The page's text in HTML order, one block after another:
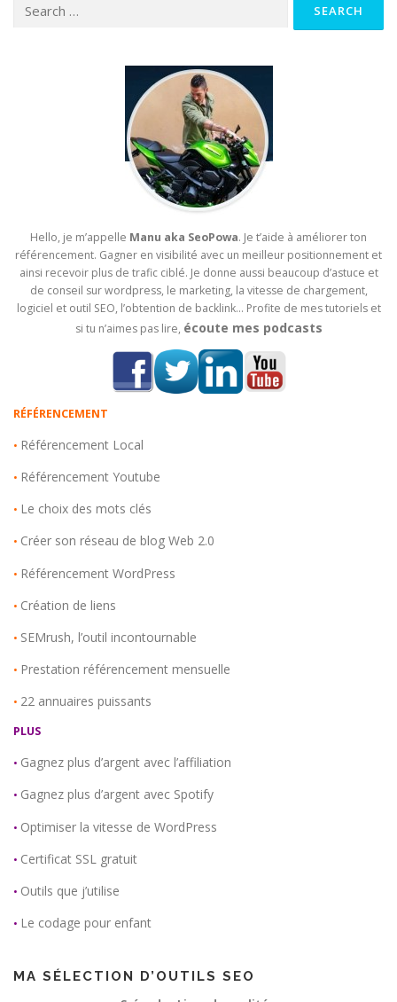
Hello, je m’appelle Manu aka SeoPowa. Je t’aide à améliorer ton
référencement. Gagner en visibilité avec un meilleur positionnement et
ainsi recevoir plus de trafic ciblé. Je donne aussi beaucoup d’astuce et
de conseil sur wordpress, le marketing, la vitesse de chargement,
logiciel et outil SEO, l’obtention de backlink… Profite de mes tutoriels et
si tu n’aimes pas lire, écoute mes podcasts
RÉFÉRENCEMENT
• Référencement Local
• Référencement Youtube
• Le choix des mots clés
• Créer son réseau de blog Web 2.0
• Référencement WordPress
• Création de liens
• SEMrush, l’outil incontournable
• Prestation référencement mensuelle
• 22 annuaires puissants
PLUS
• Gagnez plus d’argent avec l’affiliation
• Gagnez plus d’argent avec Spotify
• Optimiser la vitesse de WordPress
• Certificat SSL gratuit
• Outils que j’utilise
• Le codage pour enfant
MA SÉLECTION D’OUTILS SEO